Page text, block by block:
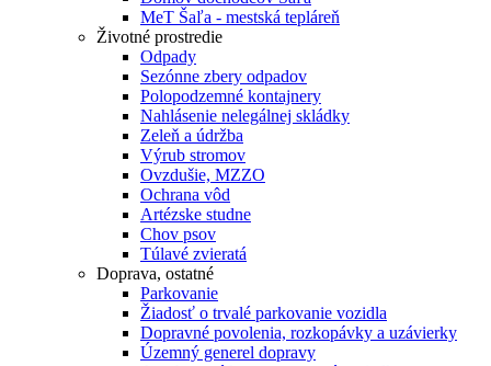
MeT Šaľa - mestská tepláreň
Životné prostredie
Odpady
Sezónne zbery odpadov
Polopodzemné kontajnery
Nahlásenie nelegálnej skládky
Zeleň a údržba
Výrub stromov
Ovzdušie, MZZO
Ochrana vôd
Artézske studne
Chov psov
Túlavé zvieratá
Doprava, ostatné
Parkovanie
Žiadosť o trvalé parkovanie vozidla
Dopravné povolenia, rozkopávky a uzávierky
Územný generel dopravy